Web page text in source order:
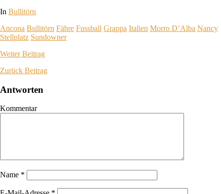
In Bullitörn
Ancona Bullitörn Fähre Fussball Grappa Italien Morro D’Alba Nancy
Stellplatz Sundowner
WeiterBeitrag
Zurück Beitrag
Antworten
Kommentar
Name *